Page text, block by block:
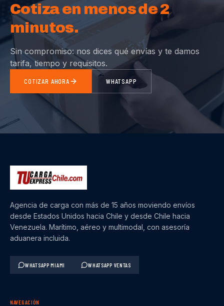
Cotiza en menos de 2
minutos.
Sin compromiso: nos dices qué envías y te damos
tarifa, tiempo y requisitos.
COTIZAR AHORA WHATSAPP
Agencia de carga con más de 15 años moviendo envíos
desde Estados Unidos hacia Chile y desde Chile hacia
Venezuela. Marítimo, aéreo y multimodal, con asesoría
aduanera incluida.
WHATSAPP MIAMI WHATSAPP VENTAS
NAVEGACIÓN